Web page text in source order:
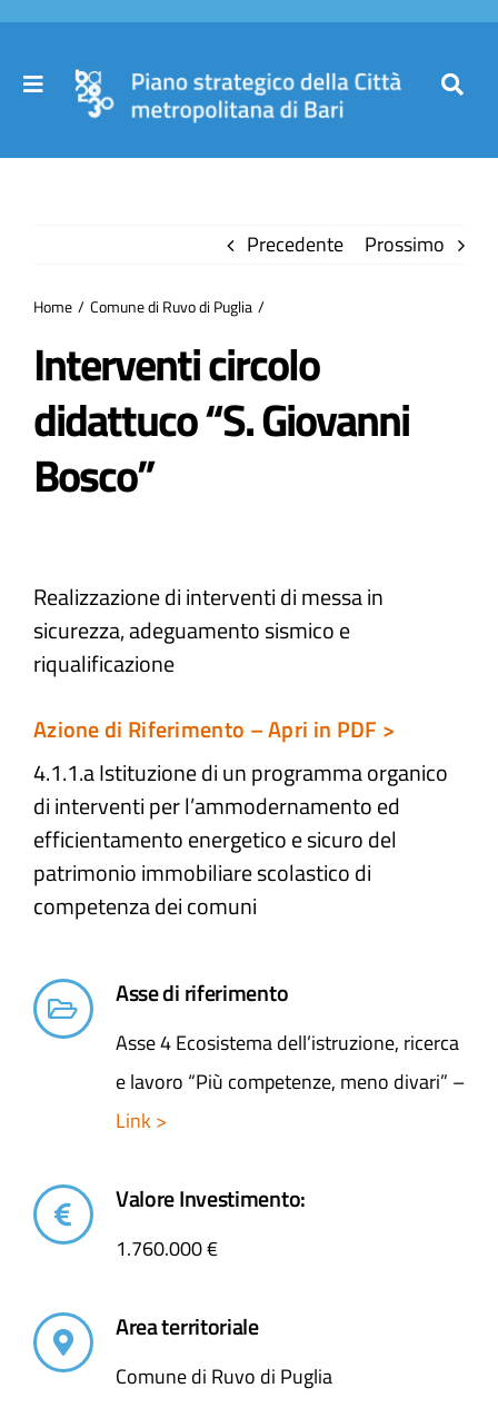
Salta
contenuto
Toggle
Partecipa
Comuni
Notizie
Precedente Prossimo
Home Comune di Ruvo di Puglia
Interventi circolo
didattuco “S. Giovanni
Bosco”
Realizzazione di interventi di messa in
sicurezza, adeguamento sismico e
riqualificazione
Azione di Riferimento – Apri in PDF >
4.1.1.a Istituzione di un programma organico
di interventi per l’ammodernamento ed
efficientamento energetico e sicuro del
patrimonio immobiliare scolastico di
competenza dei comuni
Asse di riferimento
Asse 4 Ecosistema dell’istruzione, ricerca
e lavoro “Più competenze, meno divari” –
Link >
Valore Investimento:
1.760.000 €
Area territoriale
Comune di Ruvo di Puglia